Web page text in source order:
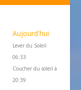
Aujourd'hui
Lever du Soleil
06:33
Coucher du soleil à
20:39